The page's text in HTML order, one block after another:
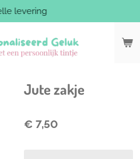
levering
Jute zakje
€ 7,50